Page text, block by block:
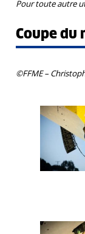
Pour toute autre
Coupe du
©FFME –